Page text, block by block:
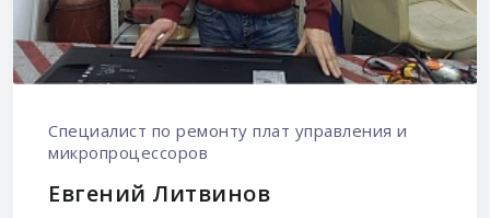
Специалист по ремонту плат управления и
микропроцессоров
Евгений Литвинов